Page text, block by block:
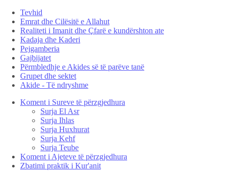
Tevhid
Emrat dhe Cilësitë e Allahut
Realiteti i Imanit dhe Çfarë e kundërshton ate
Kadaja dhe Kaderi
Pejgamberia
Gajbijatet
Përmbledhje e Akides së të parëve tanë
Grupet dhe sektet
Akide - Të ndryshme
Koment i Sureve të përzgjedhura
Surja El Asr
Surja Ihlas
Surja Huxhurat
Surja Kehf
Surja Teube
Koment i Ajeteve të përzgjedhura
Zbatimi praktik i Kur'anit